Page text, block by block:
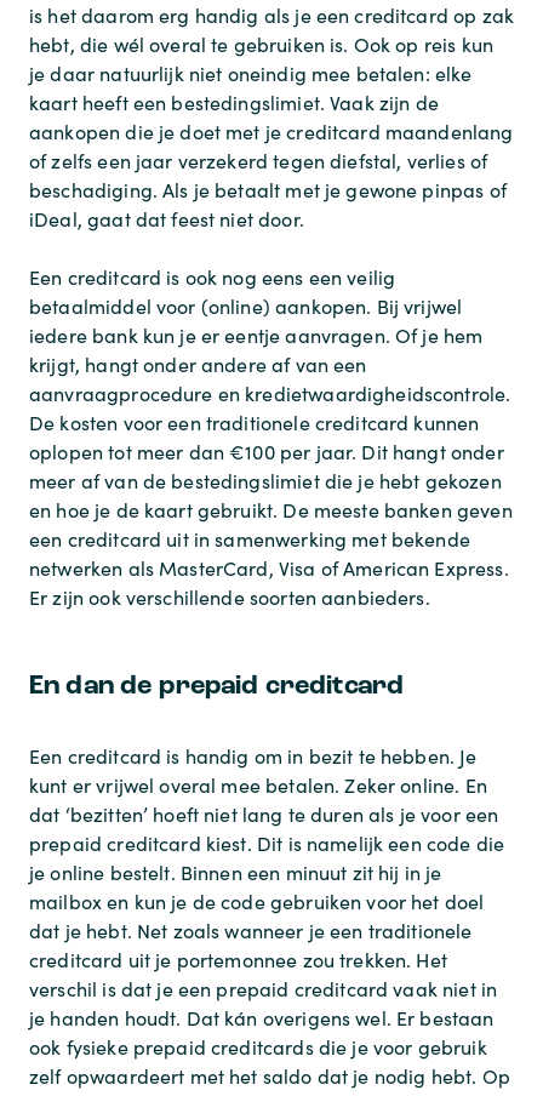
is het daarom erg handig als je een creditcard op zak
hebt, die wél overal te gebruiken is. Ook op reis kun
je daar natuurlijk niet oneindig mee betalen: elke
kaart heeft een bestedingslimiet. Vaak zijn de
aankopen die je doet met je creditcard maandenlang
of zelfs een jaar verzekerd tegen diefstal, verlies of
beschadiging. Als je betaalt met je gewone pinpas of
iDeal, gaat dat feest niet door.
Een creditcard is ook nog eens een veilig
betaalmiddel voor (online) aankopen. Bij vrijwel
iedere bank kun je er eentje aanvragen. Of je hem
krijgt, hangt onder andere af van een
aanvraagprocedure en kredietwaardigheidscontrole.
De kosten voor een traditionele creditcard kunnen
oplopen tot meer dan €100 per jaar. Dit hangt onder
meer af van de bestedingslimiet die je hebt gekozen
en hoe je de kaart gebruikt. De meeste banken geven
een creditcard uit in samenwerking met bekende
netwerken als MasterCard, Visa of American Express.
Er zijn ook verschillende soorten aanbieders.
En dan de prepaid creditcard
Een creditcard is handig om in bezit te hebben. Je
kunt er vrijwel overal mee betalen. Zeker online. En
dat ‘bezitten’ hoeft niet lang te duren als je voor een
prepaid creditcard kiest. Dit is namelijk een code die
je online bestelt. Binnen een minuut zit hij in je
mailbox en kun je de code gebruiken voor het doel
dat je hebt. Net zoals wanneer je een traditionele
creditcard uit je portemonnee zou trekken. Het
verschil is dat je een prepaid creditcard vaak niet in
je handen houdt. Dat kán overigens wel. Er bestaan
ook fysieke prepaid creditcards die je voor gebruik
zelf opwaardeert met het saldo dat je nodig hebt. Op